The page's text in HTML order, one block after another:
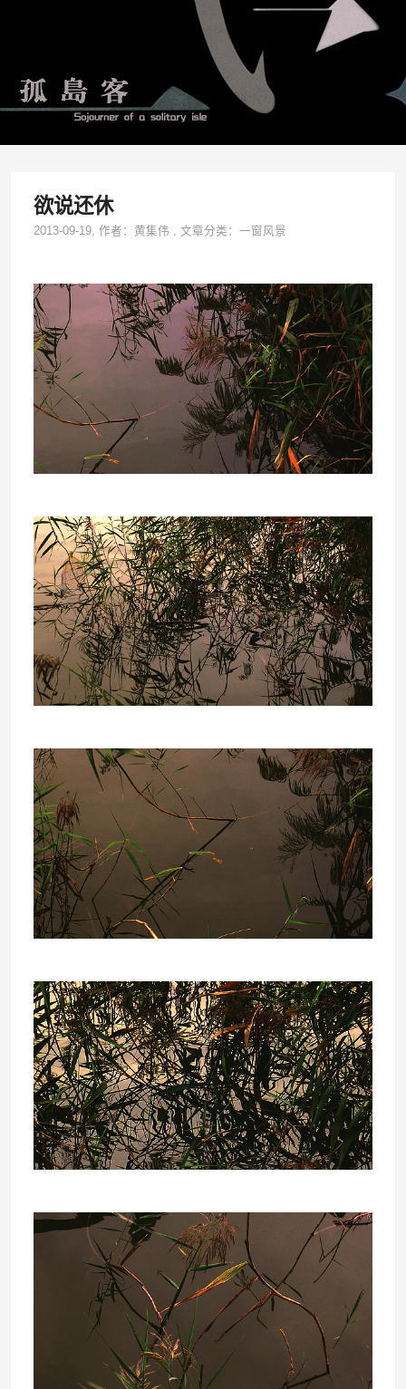
欲说还休
2013-09-19, 作者：黄集伟 ,文章分类：一窗风景